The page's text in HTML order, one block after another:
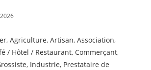
,Agriculture,Artisan,Association,
/ Hôtel / Restaurant, Commerçant,
, Industrie, Prestataire de